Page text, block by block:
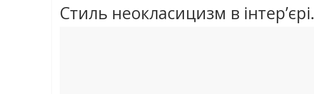
Стиль неокласицизм в інтер’єрі.